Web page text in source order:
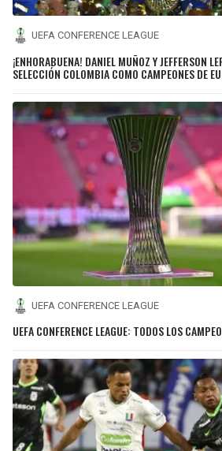
UEFA CONFERENCE LEAGUE
¡ENHORABUENA! DANIEL MUÑOZ Y JEFFERSON
SELECCIÓN COLOMBIA COMO CAMPEONES DE
UEFA CONFERENCE LEAGUE
UEFA CONFERENCE LEAGUE: TODOS LOS